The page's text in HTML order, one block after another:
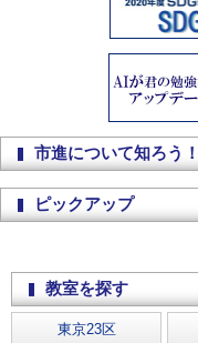
市進について知ろう！
ピックアップ
教室を探す
東京23区